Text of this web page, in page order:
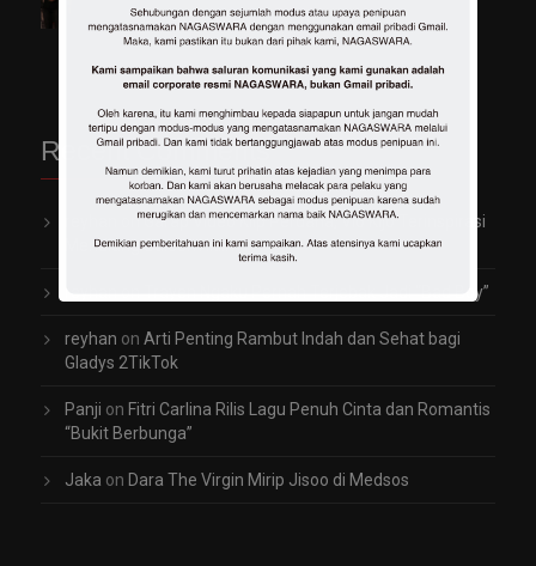
Jumat, 26 Jun 2026 10:33 WIB
Recent Comments
onGarap Video Klip Perdana, Vio Kijo Terinspirasi
Mendiang Saleem Iklim
Trayen Ngaku Pernah Terjebak Jadi “Bad Boy”
reyhan on Arti Penting Rambut Indah dan Sehat bagi
Gladys 2TikTok
Panji on Fitri Carlina Rilis Lagu Penuh Cinta dan Romantis
“Bukit Berbunga”
Jaka on Dara The Virgin Mirip Jisoo di Medsos